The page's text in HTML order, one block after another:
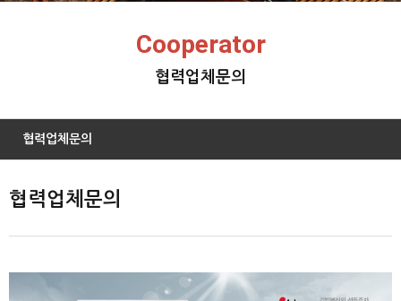
Cooperator
협력업체문의
협력업체문의
협력업체문의